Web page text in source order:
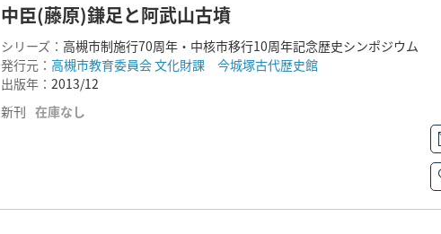
中臣(藤原)鎌足と阿武山古墳
シリーズ： 高槻市制施行70周年・中核市移行10周年記念歴史シンポジウム
発行元： 高槻市教育委員会 文化財課 今城塚古代歴史館
出版年： 2013/12
新刊 在庫なし